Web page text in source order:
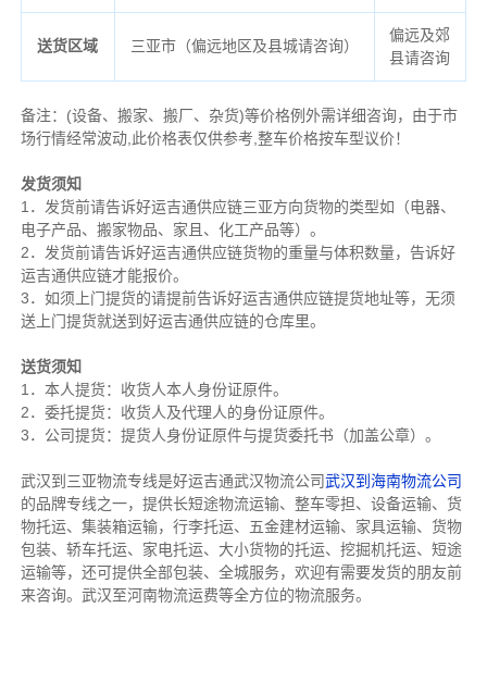
送货区域 三亚市（偏远地区及县城请咨询）
偏远及郊
县请咨询
备注： (设备、搬家、搬厂、杂货)等价格例外需详细咨询，由于市
场行情经常波动,此价格表仅供参考,整车价格按车型议价！
发货须知
1．发货前请告诉好运吉通供应链三亚方向货物的类型如（电器、
电子产品、搬家物品、家且、化工产品等）。
2．发货前请告诉好运吉通供应链货物的重量与体积数量，告诉好
运吉通供应链才能报价。
3．如须上门提货的请提前告诉好运吉通供应链提货地址等，无须
送上门提货就送到好运吉通供应链的仓库里。
送货须知
1．本人提货：收货人本人身份证原件。
2．委托提货：收货人及代理人的身份证原件。
3．公司提货：提货人身份证原件与提货委托书（加盖公章）。
武汉到三亚物流专线是好运吉通武汉物流公司武汉到海南物流公司
的品牌专线之一，提供长短途物流运输、整车零担、设备运输、货
物托运、集装箱运输，行李托运、五金建材运输、家具运输、货物
包装、轿车托运、家电托运、大小货物的托运、挖掘机托运、短途
运输等，还可提供全部包装、全城服务，欢迎有需要发货的朋友前
来咨询。武汉至河南物流运费等全方位的物流服务。